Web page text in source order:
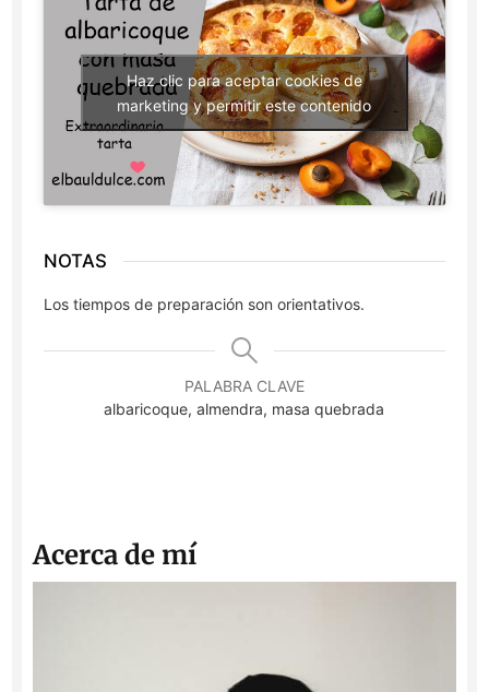
Haz clic para aceptar cookies de
marketing y permitir este contenido
NOTAS
Los tiempos de preparación son orientativos.
PALABRA CLAVE
albaricoque, almendra, masa quebrada
Acerca de mí